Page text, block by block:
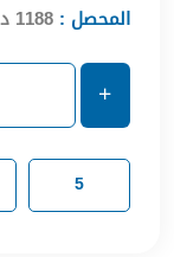
المحصل : 1188 د.ك
5